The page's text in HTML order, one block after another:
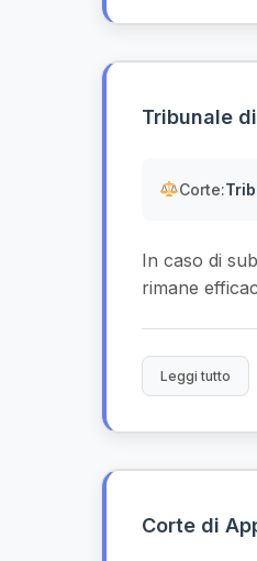
Tribunale
Corte:
In caso di
rimane
Leggi tutto
Corte di